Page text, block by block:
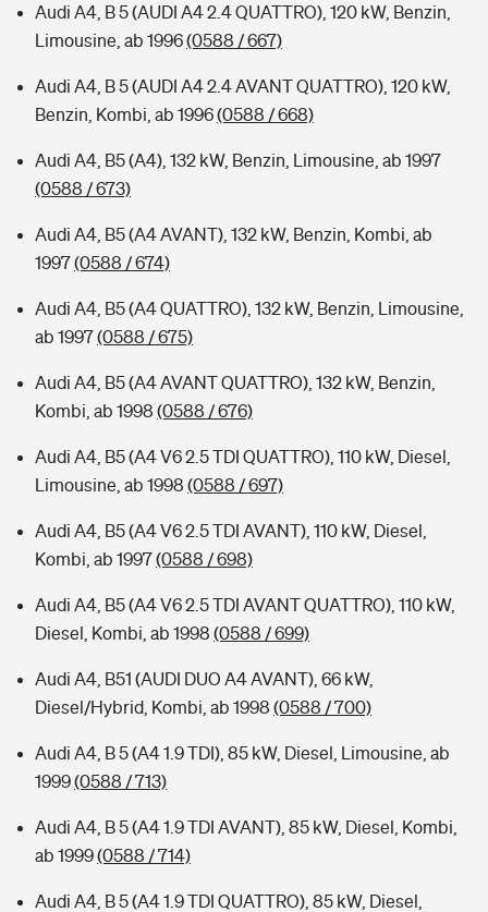
Audi A4, B 5 (AUDI A4 2.4 QUATTRO), 120 kW, Benzin,
Limousine, ab 1996(0588 / 667)
Audi A4, B 5 (AUDI A4 2.4 AVANT QUATTRO), 120 kW,
Benzin, Kombi, ab 1996(0588 / 668)
Audi A4, B5 (A4), 132 kW, Benzin, Limousine, ab 1997
(0588 / 673)
Audi A4, B5 (A4 AVANT), 132 kW, Benzin, Kombi, ab
1997(0588 / 674)
Audi A4, B5 (A4 QUATTRO), 132 kW, Benzin, Limousine,
ab 1997(0588 / 675)
Audi A4, B5 (A4 AVANT QUATTRO), 132 kW, Benzin,
Kombi, ab 1998 (0588 / 676)
Audi A4, B5 (A4 V6 2.5 TDI QUATTRO), 110 kW, Diesel,
Limousine, ab 1998 (0588 / 697)
Audi A4, B5 (A4 V6 2.5 TDI AVANT), 110 kW, Diesel,
Kombi, ab 1997(0588 / 698)
Audi A4, B5 (A4 V6 2.5 TDI AVANT QUATTRO), 110 kW,
Diesel, Kombi, ab 1998 (0588 / 699)
Audi A4, B51 (AUDI DUO A4 AVANT), 66 kW,
Diesel/Hybrid, Kombi, ab 1998 (0588 / 700)
Audi A4, B 5 (A4 1.9 TDI), 85 kW, Diesel, Limousine, ab
1999(0588 / 713)
Audi A4, B 5 (A4 1.9 TDI AVANT), 85 kW, Diesel, Kombi,
ab 1999(0588 / 714)
Audi A4, B 5 (A4 1.9 TDI QUATTRO), 85 kW, Diesel,